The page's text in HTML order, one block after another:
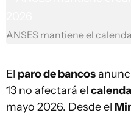
ANSES mantiene el
El paro de bancos
13 no afectará el
mayo 2026. Desde el